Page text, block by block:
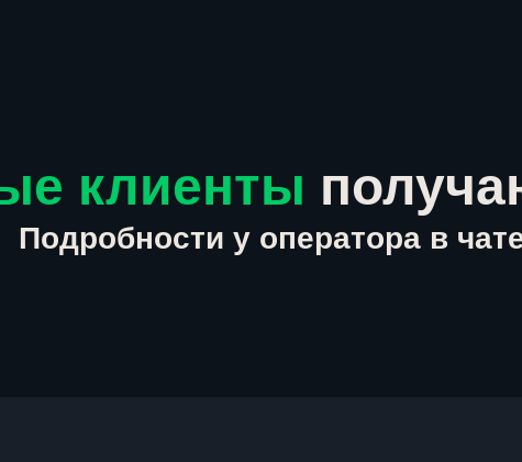
клиенты
Подробности у оператора в